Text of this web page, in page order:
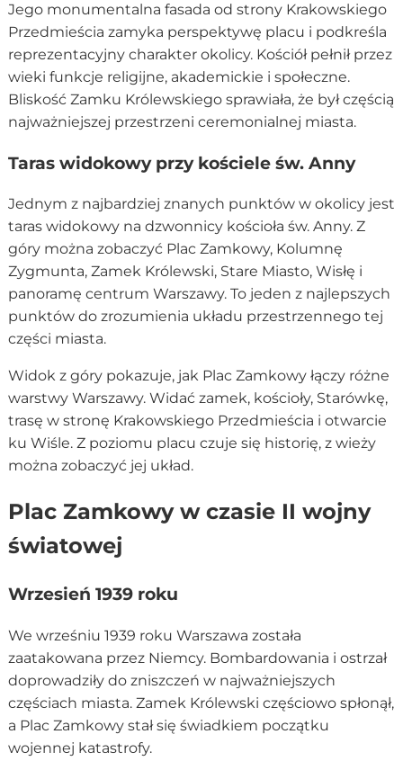
Jego monumentalna fasada od strony Krakowskiego
Przedmieścia zamyka perspektywę placu i podkreśla
reprezentacyjny charakter okolicy. Kościół pełnił przez
wieki funkcje religijne, akademickie i społeczne.
Bliskość Zamku Królewskiego sprawiała, że był częścią
najważniejszej przestrzeni ceremonialnej miasta.
Taras widokowy przy kościele św. Anny
Jednym z najbardziej znanych punktów w okolicy jest
taras widokowy na dzwonnicy kościoła św. Anny. Z
góry można zobaczyć Plac Zamkowy, Kolumnę
Zygmunta, Zamek Królewski, Stare Miasto, Wisłę i
panoramę centrum Warszawy. To jeden z najlepszych
punktów do zrozumienia układu przestrzennego tej
części miasta.
Widok z góry pokazuje, jak Plac Zamkowy łączy różne
warstwy Warszawy. Widać zamek, kościoły, Starówkę,
trasę w stronę Krakowskiego Przedmieścia i otwarcie
ku Wiśle. Z poziomu placu czuje się historię, z wieży
można zobaczyć jej układ.
Plac Zamkowy w czasie II wojny
światowej
Wrzesień 1939 roku
We wrześniu 1939 roku Warszawa została
zaatakowana przez Niemcy. Bombardowania i ostrzał
doprowadziły do zniszczeń w najważniejszych
częściach miasta. Zamek Królewski częściowo spłonął,
a Plac Zamkowy stał się świadkiem początku
wojennej katastrofy.